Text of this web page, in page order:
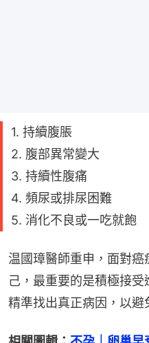
1. 持續腹脹
2. 腹部異常變大
3. 持續性腹痛
4. 頻尿或排尿困難
5. 消化不良或一吃就飽
温國璋醫師重申，面對
己，最重要的是積極接受
精準找出真正病因，以避